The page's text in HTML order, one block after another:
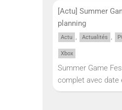
[Actu] Summer
planning
Actu , Actualités ,
Xbox
Summer Game
complet avec date